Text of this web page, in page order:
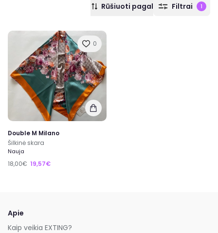
Rūšiuoti pagal Filtrai 1
0
Double M Milano
Šilkinė skara
Nauja
18,00€ 19,57€
Apie
Kaip veikia EXTING?